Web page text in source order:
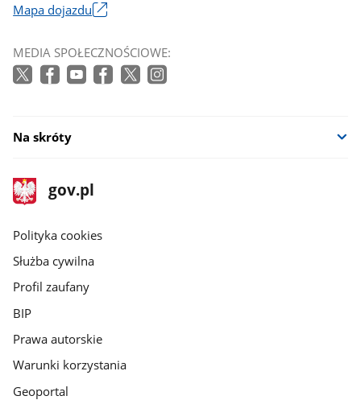
Mapa dojazdu
się
w
MEDIA SPOŁECZNOŚCIOWE:
Na skróty
stopka
gov.pl
Strona
gov.pl
gov.pl
Polityka cookies
Służba cywilna
Profil zaufany
BIP
Prawa autorskie
Warunki korzystania
Geoportal